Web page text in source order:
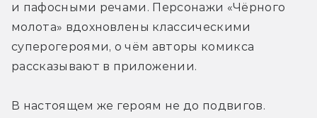
и пафосными речами. Персонажи «Чёрного
молота» вдохновлены классическими
суперогероями, о чём авторы комикса
рассказывают в приложении.
В настоящем же героям не до подвигов.